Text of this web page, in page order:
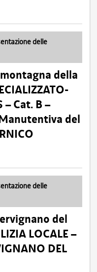
delle
della
– Cat. B –
del
delle
del
LOCALE –
DEL